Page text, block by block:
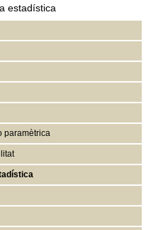
estadística
paramètrica